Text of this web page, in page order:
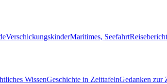
VerschickungskinderMaritimes, Seefahrt
WissenGeschichte in ZeittafelnGedanken zur